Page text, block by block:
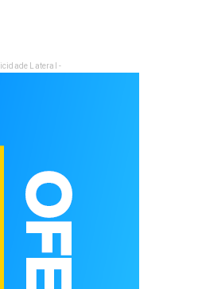
Lateral -